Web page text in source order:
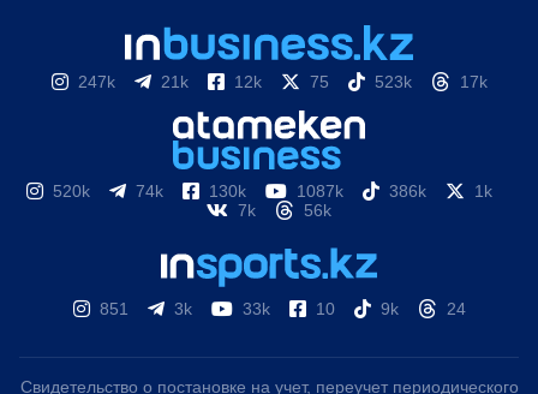
247k 21k 12k 75 523k 17k
520k 74k 130k 1087k 386k
1k
7k
56k
851 3k 33k 10 9k 24
Свидетельство о постановке на учет, переучет периодического